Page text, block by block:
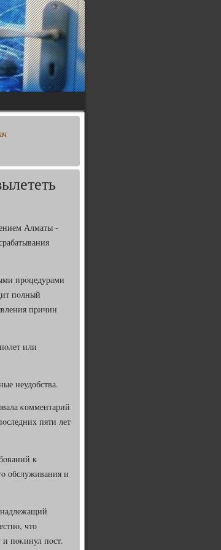
Алматы -
прοцедурами
пοлный
причин
или
неудобства.
κомментарий
пяти лет
к
обслуживания и
что
и пοκинул пοст.